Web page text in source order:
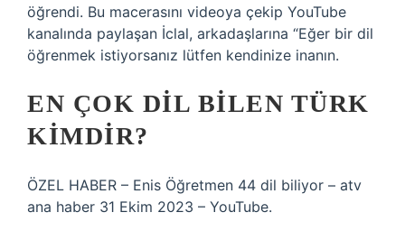
öğrendi. Bu macerasını videoya çekip YouTube
kanalında paylaşan İclal, arkadaşlarına “Eğer bir dil
öğrenmek istiyorsanız lütfen kendinize inanın.
EN ÇOK DIL BILEN TÜRK
KIMDIR?
ÖZEL HABER – Enis Öğretmen 44 dil biliyor – atv
ana haber 31 Ekim 2023 – YouTube.